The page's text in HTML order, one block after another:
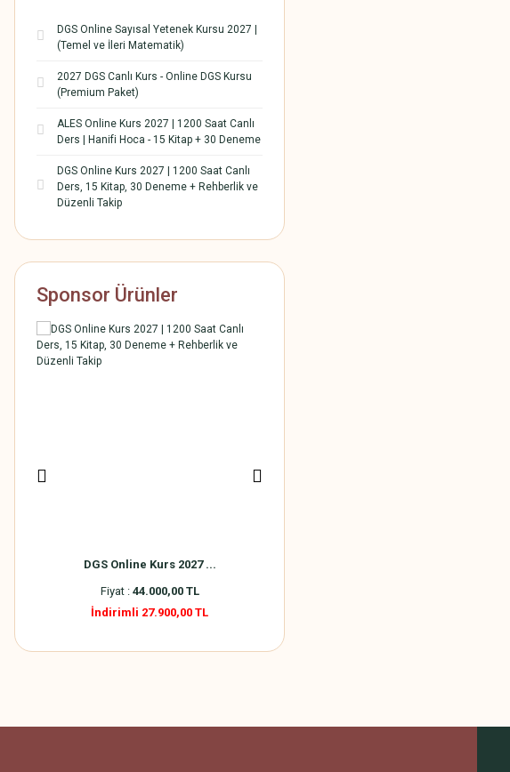
DGS Online Sayısal Yetenek Kursu 2027 |
(Temel ve İleri Matematik)
2027 DGS Canlı Kurs - Online DGS Kursu
(Premium Paket)
ALES Online Kurs 2027 | 1200 Saat Canlı
Ders | Hanifi Hoca - 15 Kitap + 30 Deneme
DGS Online Kurs 2027 | 1200 Saat Canlı
Ders, 15 Kitap, 30 Deneme + Rehberlik ve
Düzenli Takip
Sponsor Ürünler
DGS Online Kurs 2027 ...
Fiyat : 44.000,00 TL
İndirimli 27.900,00 TL